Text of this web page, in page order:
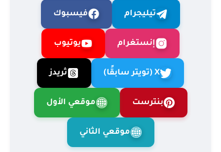
تيليجرام فيسبوك
إنستغرام يوتيوب
X (تويتر سابقًا) ثريدز
بنترست موقعي الأول
موقعي الثاني